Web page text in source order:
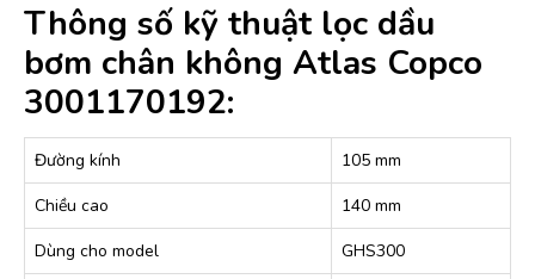
Thông số kỹ thuật lọc dầu
bơm chân không Atlas Copco
3001170192:
Đường kính
105 mm
Chiều cao
140 mm
Dùng cho model
GHS300